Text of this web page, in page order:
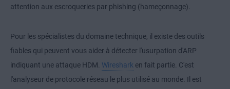
attention aux escroqueries par phishing (hameçonnage).
Pour les spécialistes du domaine technique, il existe des outils
fiables qui peuvent vous aider à détecter l'usurpation d'ARP
indiquant une attaque HDM. Wireshark en fait partie. C'est
l'analyseur de protocole réseau le plus utilisé au monde. Il est